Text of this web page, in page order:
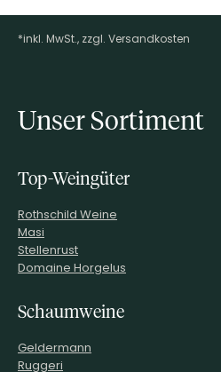
Footer-Menü
*inkl. MwSt., zzgl. Versandkosten
Unser Sortiment
Top-Weingüter
Rothschild Weine
Masi
Stellenrust
Domaine Horgelus
Schaumweine
Geldermann
Ruggeri